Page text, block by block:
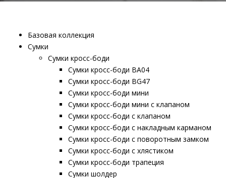
Базовая коллекция
Сумки
Сумки кросс-боди
Сумки кросс-боди BA04
Сумки кросс-боди BG47
Сумки кросс-боди мини
Сумки кросс-боди мини с клапаном
Сумки кросс-боди с клапаном
Сумки кросс-боди с накладным карманом
Сумки кросс-боди с поворотным замком
Сумки кросс-боди с хлястиком
Сумки кросс-боди трапеция
Сумки шолдер